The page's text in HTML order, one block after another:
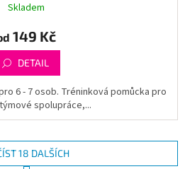
Skladem
149 Kč
DETAIL
6 - 7 osob. Tréninková pomůcka pro
spolupráce,...
18 DALŠÍCH